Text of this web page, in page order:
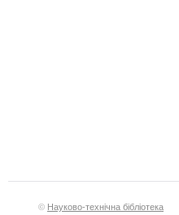
© Науково-технічна бібліотека